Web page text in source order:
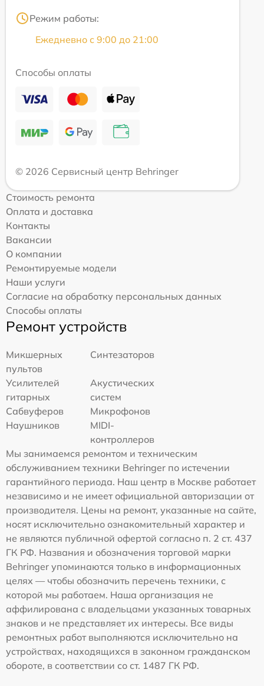
Режим работы:
Ежедневно с 9:00 до 21:00
Способы оплаты
© 2026 Сервисный центр Behringer
Стоимость ремонта
Оплата и доставка
Контакты
Вакансии
О компании
Ремонтируемые модели
Наши услуги
Согласие на обработку персональных данных
Способы оплаты
Ремонт устройств
Микшерных
пультов
Синтезаторов
Усилителей
гитарных
Акустических
систем
Сабвуферов
Микрофонов
Наушников
MIDI-
контроллеров
Мы занимаемся ремонтом и техническим
обслуживанием техники Behringer по истечении
гарантийного периода. Наш центр в Москве работает
независимо и не имеет официальной авторизации от
производителя. Цены на ремонт, указанные на сайте,
носят исключительно ознакомительный характер и
не являются публичной офертой согласно п. 2 ст. 437
ГК РФ. Названия и обозначения торговой марки
Behringer упоминаются только в информационных
целях — чтобы обозначить перечень техники, с
которой мы работаем. Наша организация не
аффилирована с владельцами указанных товарных
знаков и не представляет их интересы. Все виды
ремонтных работ выполняются исключительно на
устройствах, находящихся в законном гражданском
обороте, в соответствии со ст. 1487 ГК РФ.